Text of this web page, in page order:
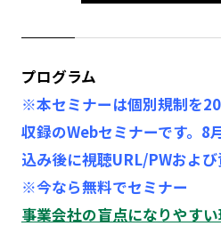
プログラム
※本セミナーは個別規制を
収録のWebセミナーです。8
込み後に視聴URL/PWおよび
※今なら無料でセミナー
事業会社の盲点になりやす